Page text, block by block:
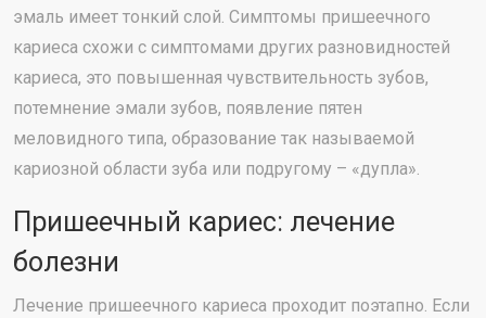
эмаль имеет тонкий слой. Симптомы пришеечного
кариеса схожи с симптомами других разновидностей
кариеса, это повышенная чувствительность зубов,
потемнение эмали зубов, появление пятен
меловидного типа, образование так называемой
кариозной области зуба или подругому – «дупла».
Пришеечный кариес: лечение
болезни
Лечение пришеечного кариеса проходит поэтапно. Если